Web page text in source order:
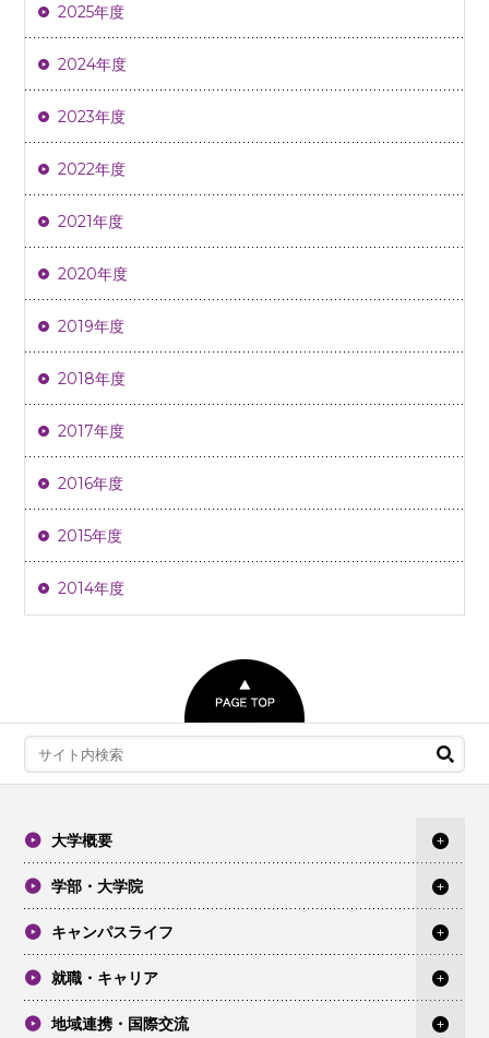
2025年度
2024年度
2023年度
2022年度
2021年度
2020年度
2019年度
2018年度
2017年度
2016年度
2015年度
2014年度
大学概要
学部・大学院
キャンパスライフ
就職・キャリア
地域連携・国際交流